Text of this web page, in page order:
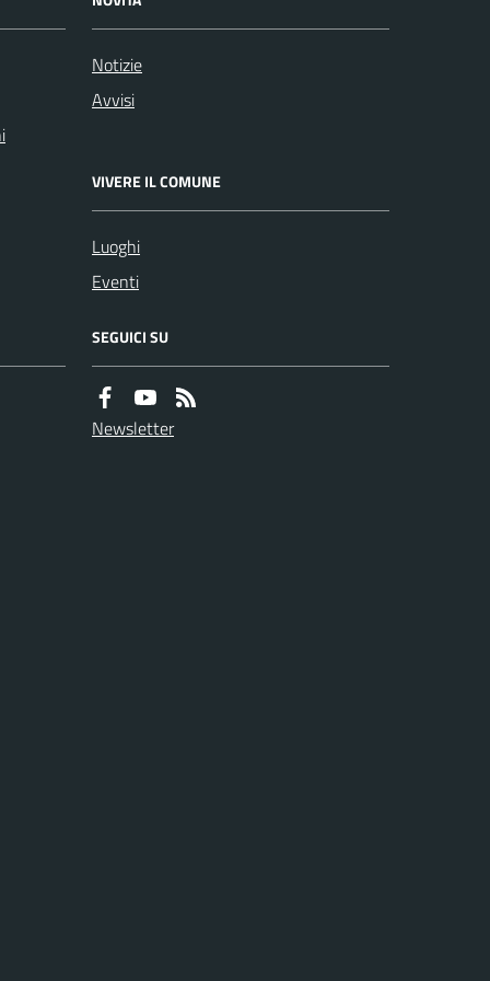
Notizie
Avvisi
VIVERE IL COMUNE
Luoghi
Eventi
SEGUICI SU
Newsletter